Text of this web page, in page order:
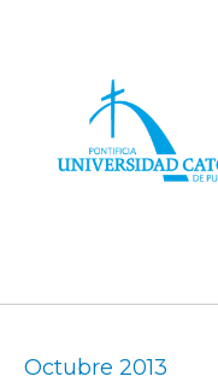
Octubre 2013